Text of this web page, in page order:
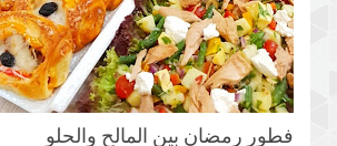
فطور رمضان بين المالح والحلو